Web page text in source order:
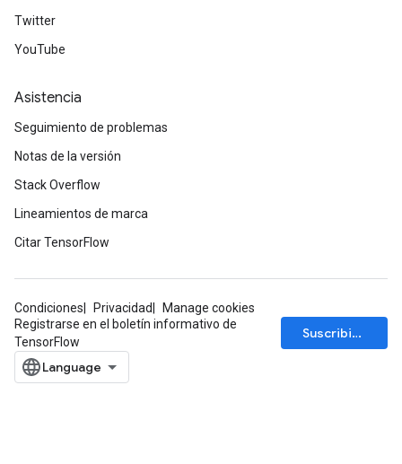
Twitter
YouTube
Asistencia
Seguimiento de problemas
Notas de la versión
Stack Overflow
Lineamientos de marca
Citar TensorFlow
Condiciones Privacidad
Manage cookies
Registrarse en el boletín informativo de
TensorFlow
Suscribirse